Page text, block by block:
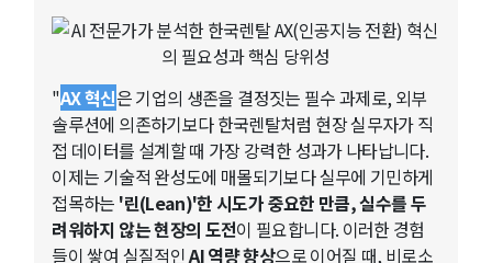
"AX 혁신은 기업의 생존을 결정짓는 필수 과제로, 외부
솔루션에 의존하기보다 한국렌탈처럼 현장 실무자가 직
접 데이터를 설계할 때 가장 강력한 성과가 나타납니다.
이제는 기술적 완성도에 매몰되기보다 실무에 기민하게
접목하는 '린(Lean)'한 시도가 중요한 만큼, 실수를 두
려워하지 않는 현장의 도전이 필요합니다. 이러한 경험
들이 쌓여 실질적인AI 역량 향상으로 이어질 때, 비로소